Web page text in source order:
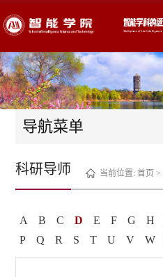
导航菜单
当前位置: 首页 >
科研导师
A B C D E F G H
P
Q R S T U V W